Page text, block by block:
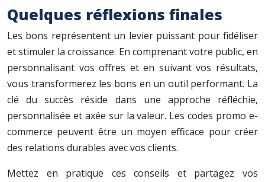
Quelques réflexions finales
Les bons représentent un levier puissant pour fidéliser
et stimuler la croissance. En comprenant votre public, en
personnalisant vos offres et en suivant vos résultats,
vous transformerez les bons en un outil performant. La
clé du succès réside dans une approche réfléchie,
personnalisée et axée sur la valeur. Les codes promo e-
commerce peuvent être un moyen efficace pour créer
des relations durables avec vos clients.
Mettez en pratique ces conseils et partagez vos